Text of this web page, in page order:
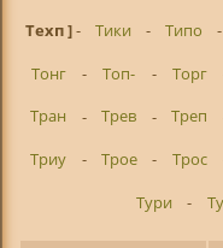
Техп ]- Тики - Типо -
Тонг
- Топ- - Торг
Тран
- Трев - Треп
Триу
- Трое - Трос
Тури
-